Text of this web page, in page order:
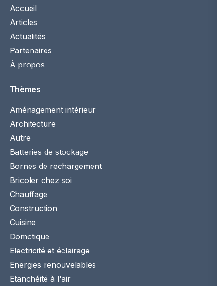
Accueil
Articles
Actualités
Partenaires
À propos
Thèmes
Aménagement intérieur
Architecture
Autre
Batteries de stockage
Bornes de rechargement
Bricoler chez soi
Chauffage
Construction
Cuisine
Domotique
Electricité et éclairage
Energies renouvelables
Etanchéité à l'air